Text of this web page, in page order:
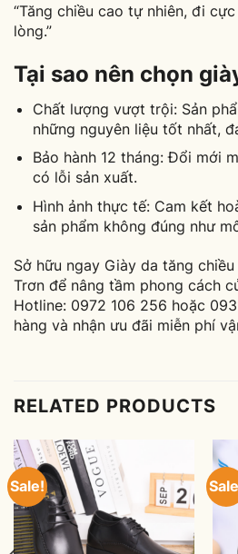
“Tăng chiều cao tự nhiên, đi
lòng.”
Tại sao nên chọn
Chất lượng vượt trội: Sản
những nguyên liệu tốt nhất,
Bảo hành 12 tháng: Đổi mới
có lỗi sản xuất.
Hình ảnh thực tế: Cam kết
sản phẩm không đúng như
Sở hữu ngay Giày da tăng
Trơn để nâng tầm phong cách
Hotline: 0972 106 256 hoặc
hàng và nhận ưu đãi miễn phí
RELATED PRODUCTS
Sale!